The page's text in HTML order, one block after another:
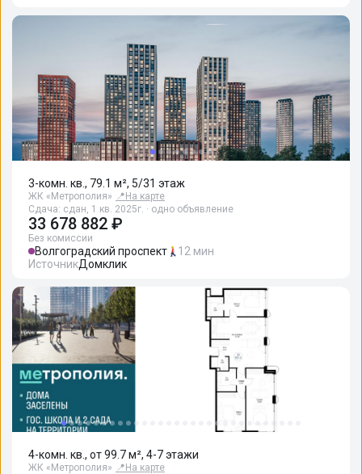
3-комн. кв., 79.1 м², 5/31 этаж
ЖК «Метрополия» 📍 На карте
Сдача: сдан, 1 кв. 2025г. · одно объявление
33 678 882 ₽
Без комиссии
Волгоградский проспект
12 мин
ИсточникДомклик
4-комн. кв., от 99.7 м², 4-7 этажи
ЖК «Метрополия» 📍 На карте